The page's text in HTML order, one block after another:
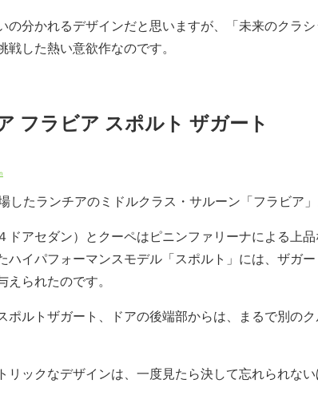
の分かれるデザインだと思いますが、「未来のクラ
戦した熱い意欲作なのです。
フラビア スポルト ザガート
したランチアのミドルクラス・サルーン「フラビア」
ドアセダン）とクーペはピニンファリーナによる上
ハイパフォーマンスモデル「スポルト」には、ザガ
えられたのです。
ポルトザガート、ドアの後端部からは、まるで別の
リックなデザインは、一度見たら決して忘れられな